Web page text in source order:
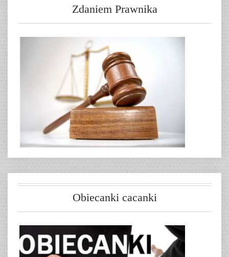
Zdaniem Prawnika
Obiecanki cacanki